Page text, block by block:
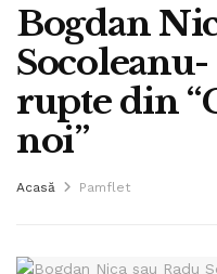
Bogdan
rupte din
noi”
Acasă Pamflet